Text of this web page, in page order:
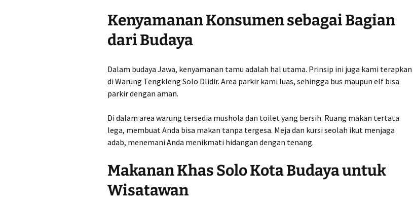
Kenyamanan Konsumen sebagai Bagian
dari Budaya
Dalam budaya Jawa, kenyamanan tamu adalah hal utama. Prinsip ini juga kami terapkan
di Warung Tengkleng Solo Dlidir. Area parkir kami luas, sehingga bus maupun elf bisa
parkir dengan aman.
Di dalam area warung tersedia mushola dan toilet yang bersih. Ruang makan tertata
lega, membuat Anda bisa makan tanpa tergesa. Meja dan kursi seolah ikut menjaga
adab, menemani Anda menikmati hidangan dengan tenang.
Makanan Khas Solo Kota Budaya untuk
Wisatawan